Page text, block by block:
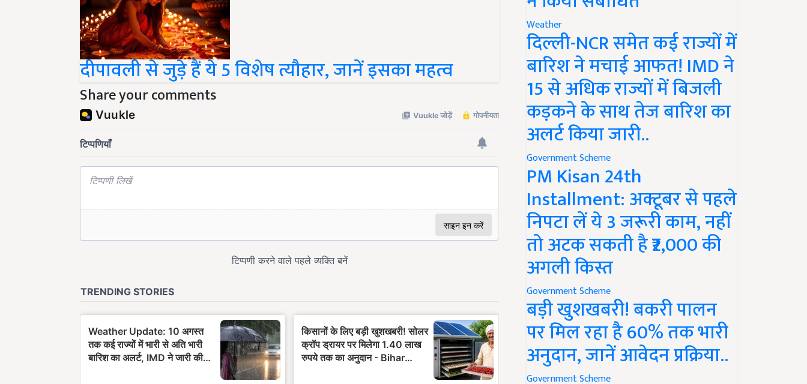
दीपावली से जुड़े हैं ये 5 विशेष त्यौहार, जानें इसका महत्व
Share your comments
Weather
दिल्ली-NCR समेत कई राज्यों में
बारिश ने मचाई आफत! IMD ने
15 से अधिक राज्यों में बिजली
कड़कने के साथ तेज बारिश का
अलर्ट किया जारी..
Government Scheme
PM Kisan 24th
Installment: अक्टूबर से पहले
निपटा लें ये 3 जरूरी काम, नहीं
तो अटक सकती है ₹2,000 की
अगली किस्त
Government Scheme
बड़ी खुशखबरी! बकरी पालन
पर मिल रहा है 60% तक भारी
अनुदान, जानें आवेदन प्रक्रिया..
Government Scheme